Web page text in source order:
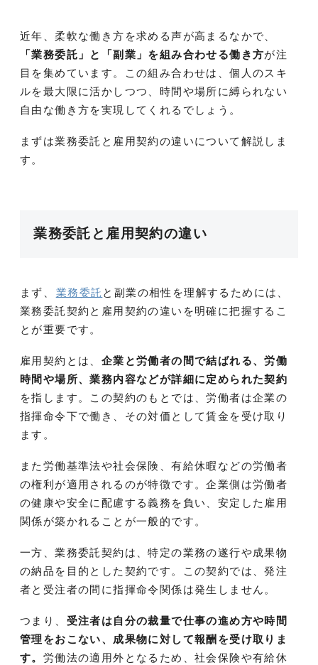
近年、柔軟な働き方を求める声が高まるなかで、
「業務委託」と「副業」を組み合わせる働き方が注
目を集めています。この組み合わせは、個人のスキ
ルを最大限に活かしつつ、時間や場所に縛られない
自由な働き方を実現してくれるでしょう。
まずは業務委託と雇用契約の違いについて解説しま
す。
業務委託と雇用契約の違い
まず、 業務委託 と副業の相性を理解するためには、
業務委託契約と雇用契約の違いを明確に把握するこ
とが重要です。
雇用契約とは、 企業と労働者の間で結ばれる、労働
時間や場所、業務内容などが詳細に定められた契約
を指します。この契約のもとでは、労働者は企業の
指揮命令下で働き、その対価として賃金を受け取り
ます。
また労働基準法や社会保険、有給休暇などの労働者
の権利が適用されるのが特徴です。企業側は労働者
の健康や安全に配慮する義務を負い、安定した雇用
関係が築かれることが一般的です。
一方、業務委託契約は、特定の業務の遂行や成果物
の納品を目的とした契約です。この契約では、発注
者と受注者の間に指揮命令関係は発生しません。
つまり、 受注者は自分の裁量で仕事の進め方や時間
管理をおこない、成果物に対して報酬を受け取りま
す。 労働法の適用外となるため、社会保険や有給休